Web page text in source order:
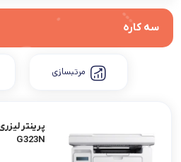
سه کاره
مرتبسازی
G323N